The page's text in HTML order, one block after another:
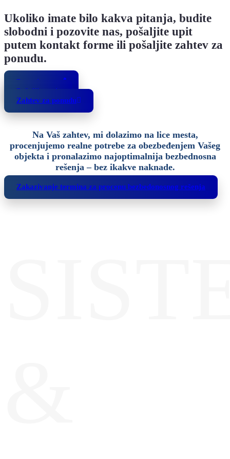
Ukoliko imate bilo kakva pitanja, budite
slobodni i pozovite nas, pošaljite upit
putem kontakt forme ili pošaljite zahtev za
ponudu.
Pozovite nas
Pošaljite upit
Zahtev za ponudu
Na Vaš zahtev, mi dolazimo na lice mesta,
procenjujemo realne potrebe za obezbeđenjem Vašeg
objekta i pronalazimo najoptimalnija bezbednosna
rešenja – bez ikakve naknade.
Zakazivanje termina za procenu bezbedonosnog rešenja